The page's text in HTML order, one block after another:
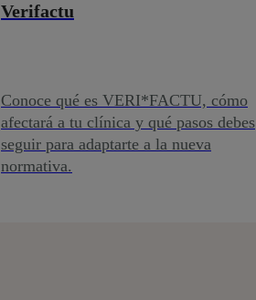
Verifactu
Conoce qué es VERI*FACTU, cómo
afectará a tu clínica y qué pasos debes
seguir para adaptarte a la nueva
normativa.